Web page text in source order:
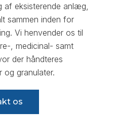
af eksisterende anlæg,
sammen inden for
Vi henvender os til
, medicinal- samt
der håndteres
og granulater.
os